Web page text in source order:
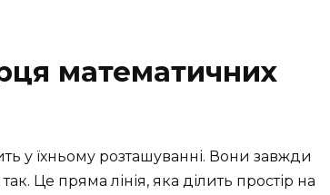
математичних
у їхньому розташуванні. Вони завжди
Це пряма лінія, яка ділить простір на